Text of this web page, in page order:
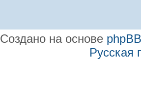
Создано на основе phpBB
Русская